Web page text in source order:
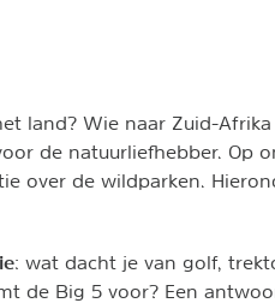
land? Wie naar Zuid-
de natuurliefhebber. Op
over de wildparken.
: wat dacht je van golf,
de Big 5 voor? Een